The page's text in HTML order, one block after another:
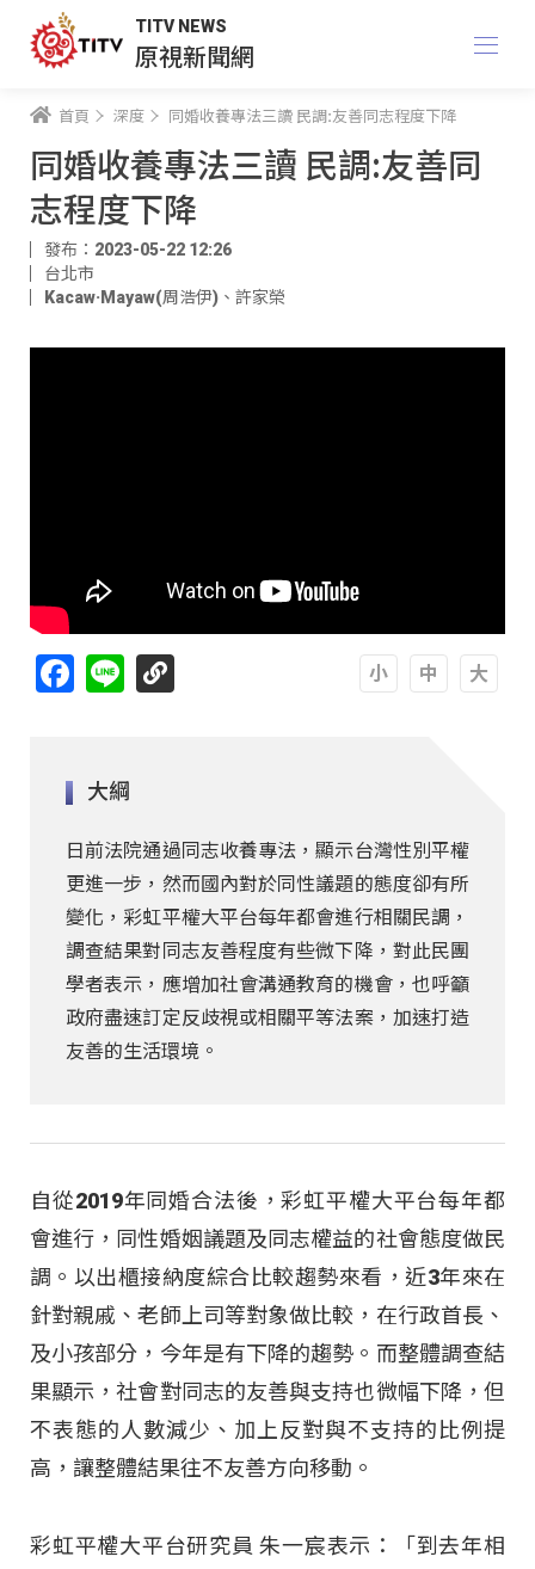
TITV NEWS
原視新聞網
首頁 深度 同婚收養專法三讀 民調:友善同志程度下降
同婚收養專法三讀 民調:友善同
志程度下降
發布：2023-05-22 12:26
台北市
Kacaw·Mayaw(周浩伊) 、 許家榮
Facebook
Line
大綱
日前法院通過同志收養專法，顯示台灣性別平權
更進一步，然而國內對於同性議題的態度卻有所
變化，彩虹平權大平台每年都會進行相關民調，
調查結果對同志友善程度有些微下降，對此民團
學者表示，應增加社會溝通教育的機會，也呼籲
政府盡速訂定反歧視或相關平等法案，加速打造
友善的生活環境。
自從2019年同婚合法後，彩虹平權大平台每年都
會進行，同性婚姻議題及同志權益的社會態度做民
調。以出櫃接納度綜合比較趨勢來看，近3年來在
針對親戚、老師上司等對象做比較，在行政首長、
及小孩部分，今年是有下降的趨勢。而整體調查結
果顯示，社會對同志的友善與支持也微幅下降，但
不表態的人數減少、加上反對與不支持的比例提
高，讓整體結果往不友善方向移動。
彩虹平權大平台研究員 朱一宸表示：「到去年相